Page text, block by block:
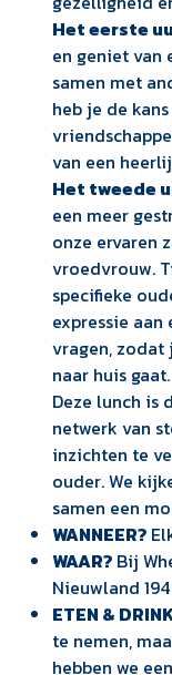
Het eerste
en geniet van
samen met
heb je de
van een
Het tweede
een meer
onze ervaren
vroedvrouw.
specifieke
expressie
vragen, zodat
naar huis gaat.
Deze lunch is
netwerk van
inzichten te
ouder. We
samen een
WANNEER?
WAAR? Bij
Nieuwland
ETEN &
te nemen,
hebben we